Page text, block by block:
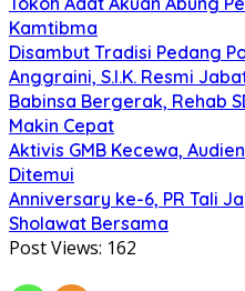
Kamtibma
Disambut Tradisi Pedang
Anggraini, S.I.K. Resmi
Babinsa Bergerak, Rehab
Makin Cepat
Aktivis GMB Kecewa,
Ditemui
Anniversary ke-6, PR Tali
Sholawat Bersama
Post Views: 162